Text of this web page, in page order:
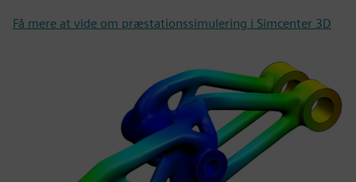
Få mere at vide om præstationssimulering i Simcenter 3D